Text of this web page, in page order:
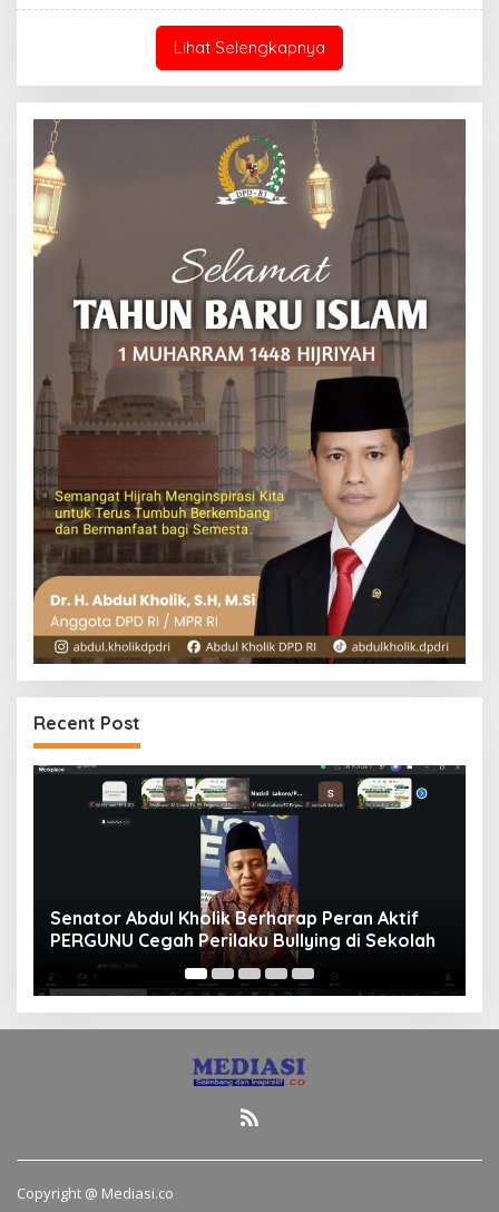
Lihat Selengkapnya
Recent Post
Senator Abdul Kholik Berharap Peran Aktif
PERGUNU Cegah Perilaku Bullying di Sekolah
Copyright @ Mediasi.co